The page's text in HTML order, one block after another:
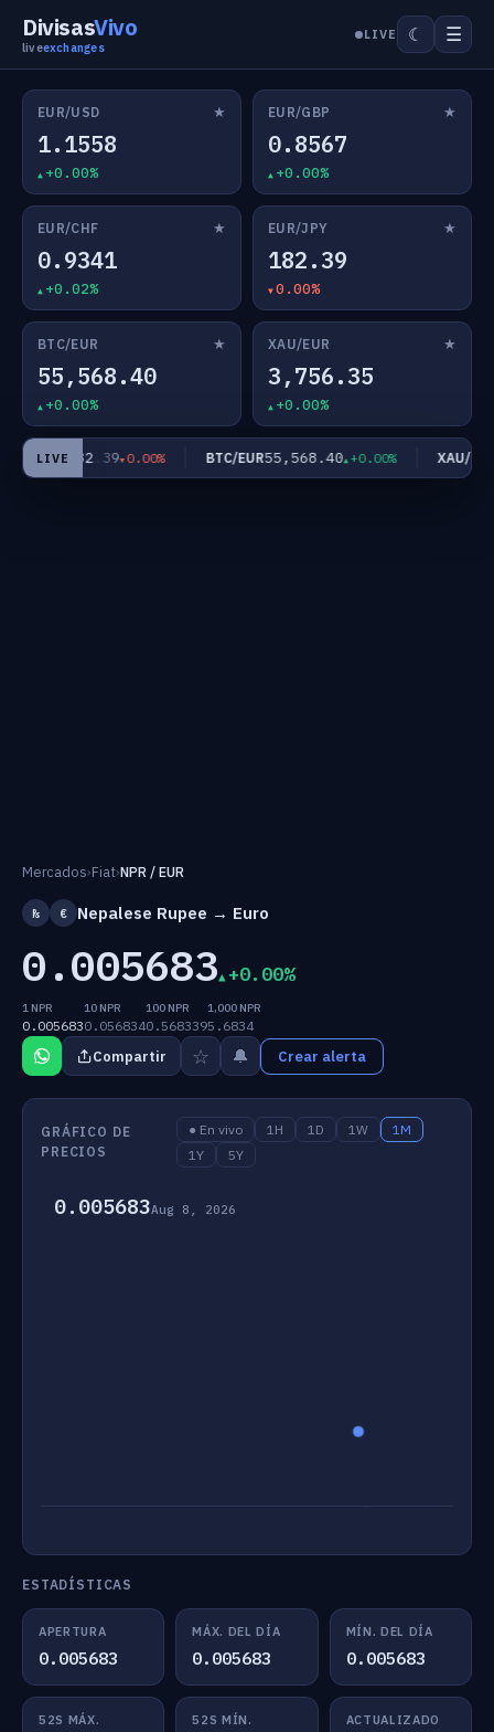
DivisasVivo
liveexchanges
LIVE ☾ ☰
EUR/USD ★
1.1558
+0.00%
EUR/GBP ★
0.8567
+0.00%
EUR/CHF ★
0.9341
+0.02%
EUR/JPY ★
182.39
0.00%
BTC/EUR ★
55,568.40
+0.00%
XAU/EUR ★
3,756.35
+0.00%
LIVE
EUR/JPY182.39 0.00% BTC/EUR55,568.40 +0.00% XAU/EUR
Mercados›Fiat›NPR / EUR
₨ € Nepalese Rupee → Euro
0.005683 +0.00%
1 NPR
0.005683
10 NPR
0.056834
100 NPR
0.568339
1,000 NPR
5.6834
Compartir ☆ 🔔 Crear alerta
GRÁFICO DE
PRECIOS
● En vivo 1H 1D 1W
1M
1Y
5Y
0.005683Aug 8, 2026
ESTADÍSTICAS
APERTURA
0.005683
MÁX. DEL DÍA
0.005683
MÍN. DEL DÍA
0.005683
52S MÁX. 52S MÍN. ACTUALIZADO